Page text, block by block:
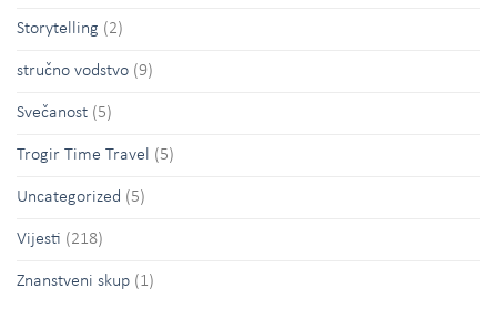
Storytelling (2)
stručno vodstvo (9)
Svečanost (5)
Trogir Time Travel (5)
Uncategorized (5)
Vijesti (218)
Znanstveni skup (1)